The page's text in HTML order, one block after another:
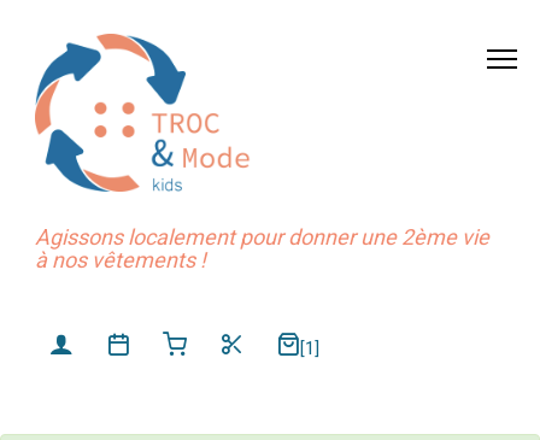
Agissons localement pour donner une 2ème vie
à nos vêtements !
[1]